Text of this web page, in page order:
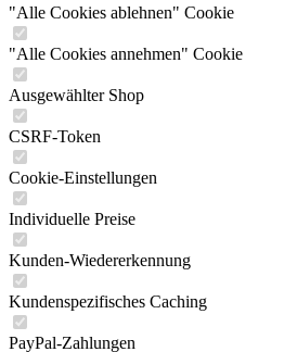
"Alle Cookies ablehnen" Cookie
"Alle Cookies annehmen" Cookie
Ausgewählter Shop
CSRF-Token
Cookie-Einstellungen
Individuelle Preise
Kunden-Wiedererkennung
Kundenspezifisches Caching
PayPal-Zahlungen